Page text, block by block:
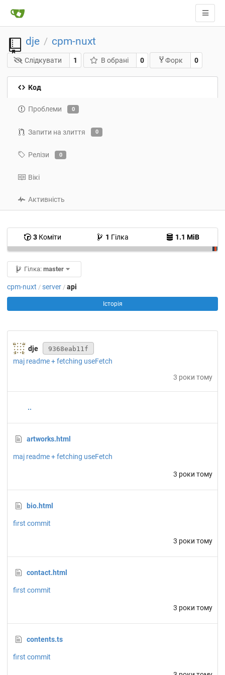
dje / cpm-nuxt
Слідкувати 1 В обрані 0 Форк 0
Код
Проблеми 0
Запити на злиття 0
Релізи 0
Вікі
Активність
3 Коміти 1 Гілка 1.1 MiB
Гілка: master
cpm-nuxt / server / api
Історія
dje 9368eab11f
maj readme + fetching useFetch
3 роки тому
..
artworks.html
maj readme + fetching useFetch
3 роки тому
bio.html
first commit
3 роки тому
contact.html
first commit
3 роки тому
contents.ts
first commit